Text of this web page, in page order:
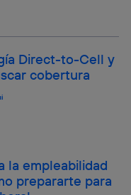
Direct-to-Cell y
cobertura
la empleabilidad
prepararte para